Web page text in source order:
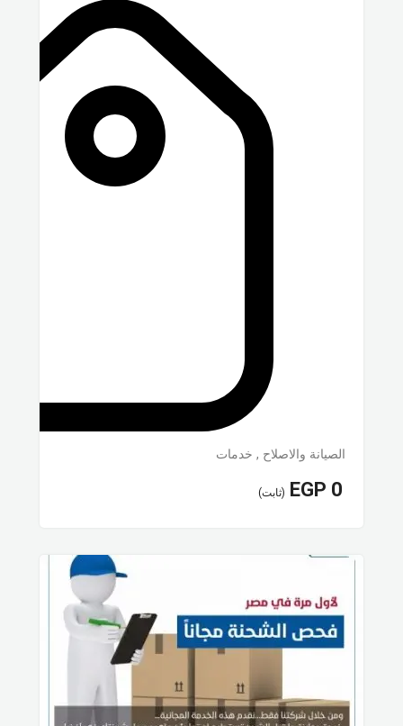
الصيانة والاصلاح , خدمات
EGP 0 (ثابت)